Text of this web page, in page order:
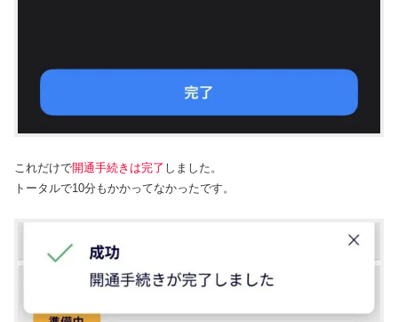
これだけで開通手続きは完了 しました。
トータルで10分もかかってなかったです。